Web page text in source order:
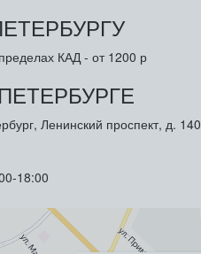
КАД - от 1200 р
Ленинский проспект, д. 140
18:00